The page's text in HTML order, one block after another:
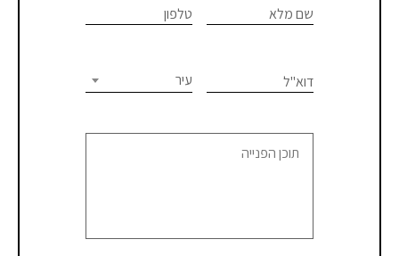
פגישת
או
הצעת
שם מלא טלפון
דוא"ל עיר
are
this
field